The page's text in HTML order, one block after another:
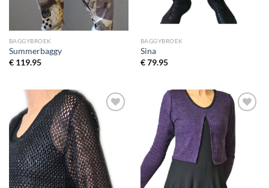
BAGGYBROEK
Summerbaggy
€119.95
BAGGYBROEK
Sina
€79.95
Toevoegen
aan
wenslijst
Toevoegen
wenslijst